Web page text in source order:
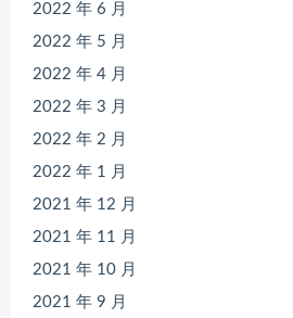
2022 年 6 月
2022 年 5 月
2022 年 4 月
2022 年 3 月
2022 年 2 月
2022 年 1 月
2021 年 12 月
2021 年 11 月
2021 年 10 月
2021 年 9 月